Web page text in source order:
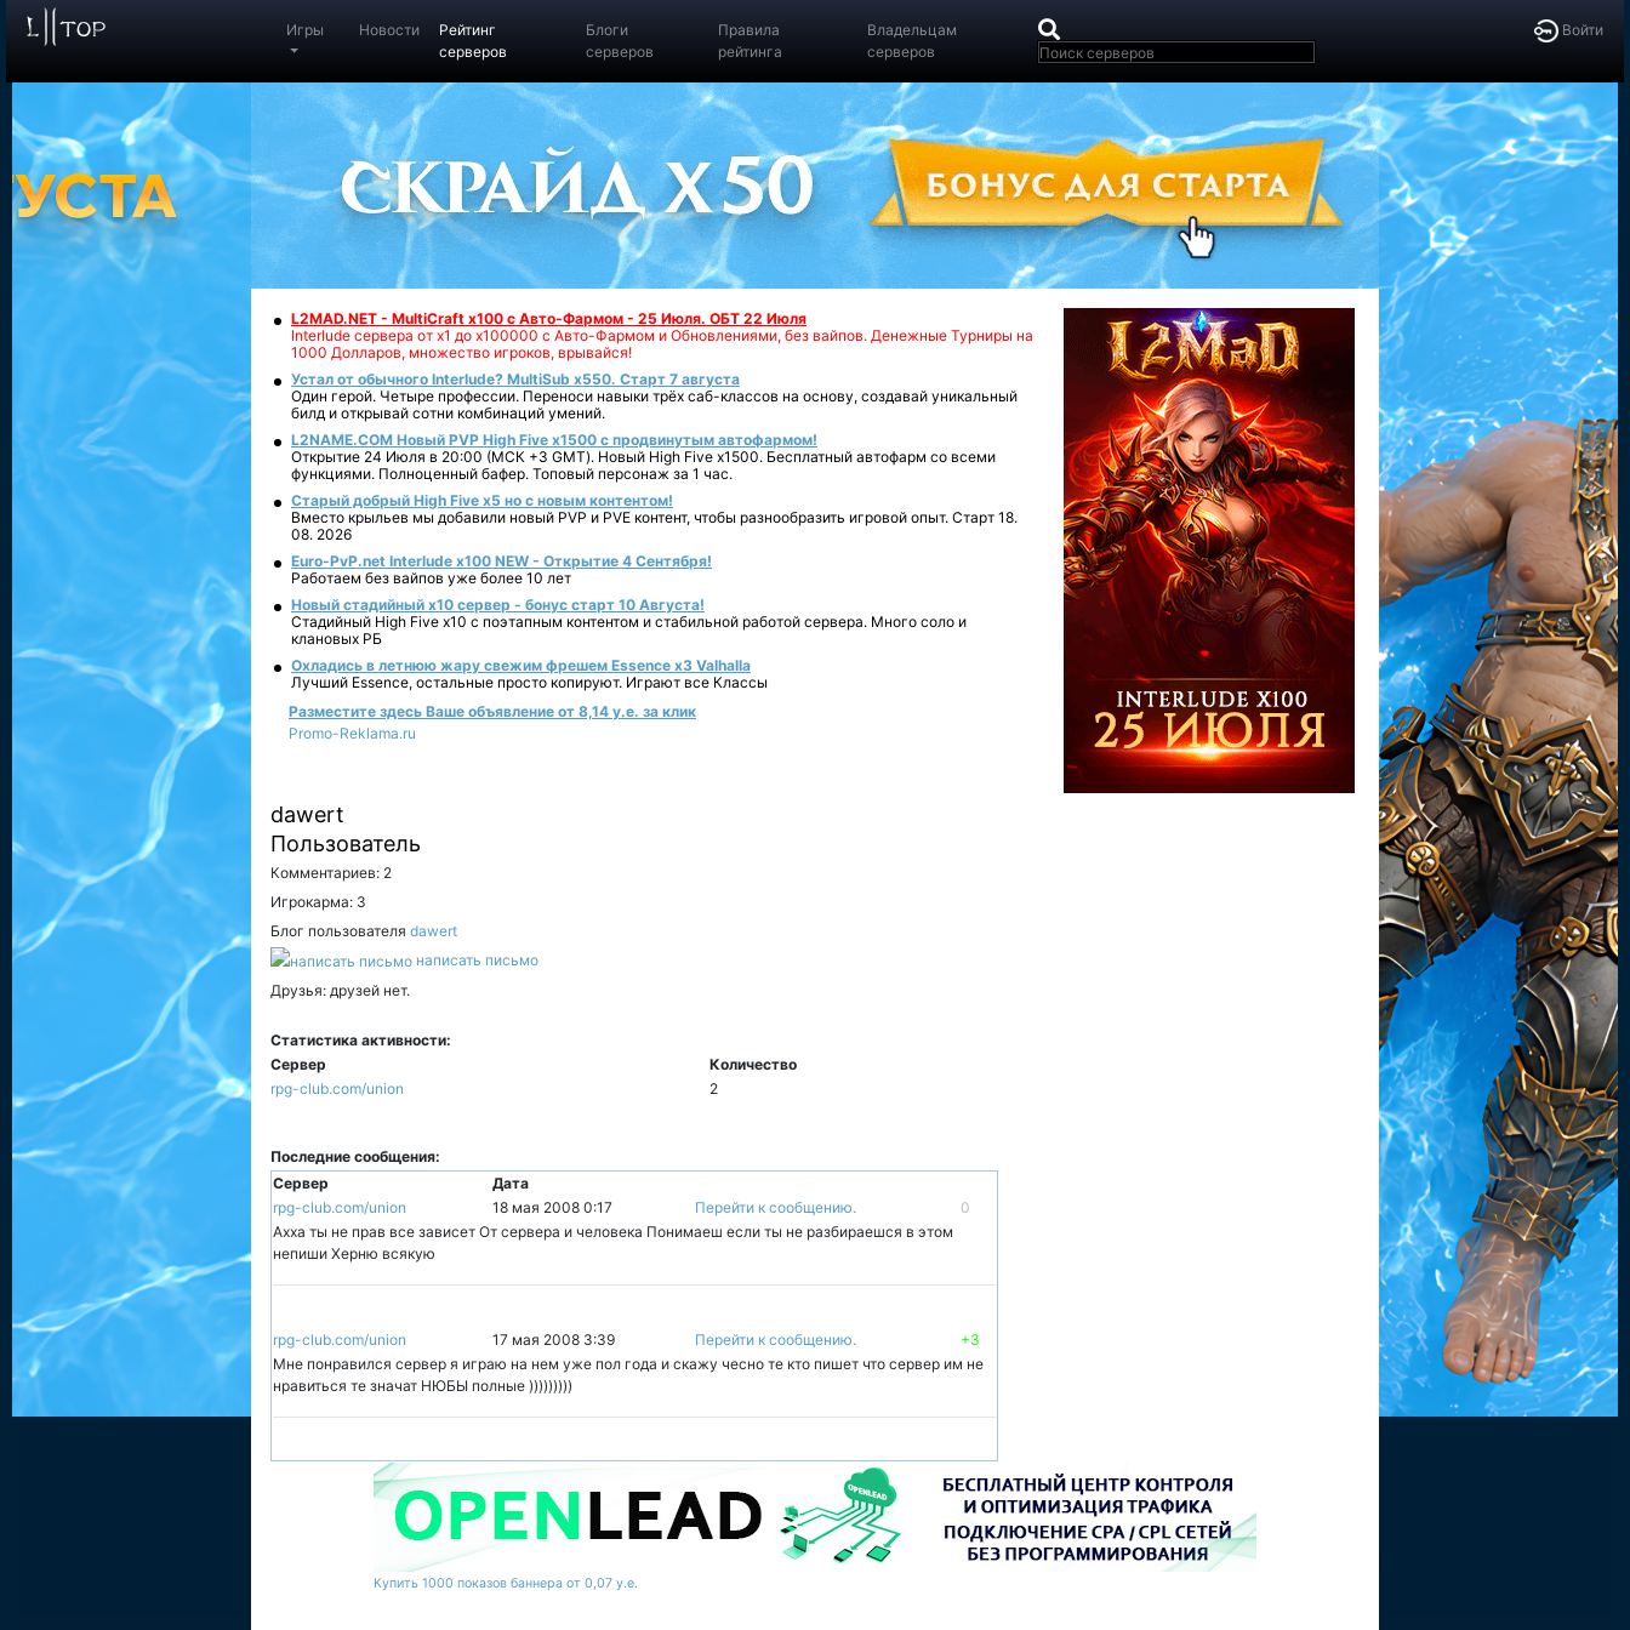
Войти
Игры Новости
Рейтинг
серверов
Блоги
серверов
Правила
рейтинга
Владельцам
серверов
L2MAD.NET - MultiCraft x100 с Авто-Фармом - 25 Июля. ОБТ 22 Июля
Interlude сервера от х1 до х100000 с Авто-Фармом и Обновлениями, без вайпов. Денежные Турниры на
1000 Долларов, множество игроков, врывайся!
Устал от обычного Interlude? MultiSub x550. Старт 7 августа
Один герой. Четыре профессии. Переноси навыки трёх саб-классов на основу, создавай уникальный
билд и открывай сотни комбинаций умений.
L2NAME.COM Новый PVP High Five x1500 с продвинутым автофармом!
Открытие 24 Июля в 20:00 (МСК +3 GMT). Новый High Five x1500. Бесплатный автофарм со всеми
функциями. Полноценный бафер. Топовый персонаж за 1 час.
Старый добрый High Five x5 но с новым контентом!
Вместо крыльев мы добавили новый PVP и PVE контент, чтобы разнообразить игровой опыт. Старт 18.
08. 2026
Euro-PvP.net Interlude х100 NEW - Открытие 4 Сентября!
Работаем без вайпов уже более 10 лет
Новый стадийный х10 сервер - бонус старт 10 Августа!
Стадийный High Five x10 с поэтапным контентом и стабильной работой сервера. Много соло и
клановых РБ
Охладись в летнюю жару свежим фрешем Essence x3 Valhalla
Лучший Essence, остальные просто копируют. Играют все Классы
Разместите здесь Ваше объявление от 8,14 у.е. за клик
Promo-Reklama.ru
dawert
Пользователь
Комментариев: 2
Игрокарма: 3
Блог пользователя dawert
написать письмо
Друзья: друзей нет.
Статистика активности:
Сервер
Количество
rpg-club.com/union
2
Последние сообщения:
Сервер
Дата
rpg-club.com/union
18 мая 2008 0:17 Перейти к сообщению.
0
Ахха ты не прав все зависет От сервера и человека Понимаеш если ты не разбираешся в этом
непиши Херню всякую
rpg-club.com/union 17 мая 2008 3:39 Перейти к сообщению.
+3
Мне понравился сервер я играю на нем уже пол года и скажу чесно те кто пишет что сервер им не
нравиться те значат НЮБЫ полные )))))))))
Купить 1000 показов баннера от 0,07 у.е.